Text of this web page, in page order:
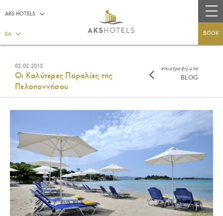
BOOK
AKS HOTELS
ΕΛ
02.02.2015
Οι Καλύτερες Παραλίες της
Πελοποννήσου
επιστροφή στο
BLOG